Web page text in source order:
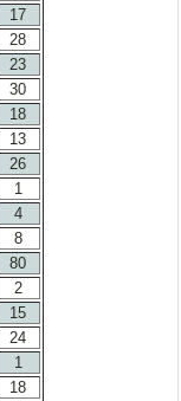
17
28
23
30
18
13
26
1
4
8
80
2
15
24
1
18